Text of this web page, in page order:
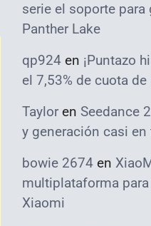
serie el soporte
Panther Lake
qp924 en ¡Puntazo
el 7,53% de cuota
Taylor en Seedance
y generación casi
bowie 2674 en
multiplataforma
Xiaomi